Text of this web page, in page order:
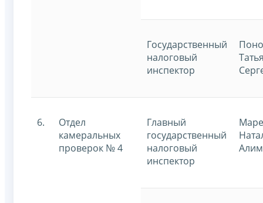
Государственный
налоговый
инспектор
6.
Отдел
камеральных
проверок № 4
Главный
государственный
налоговый
инспектор